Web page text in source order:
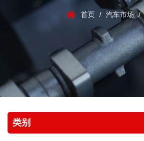
首页 / 汽车市场 /
类别